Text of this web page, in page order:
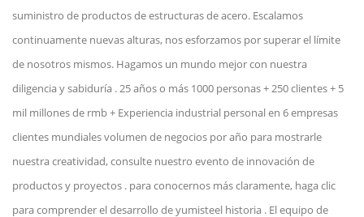
suministro de productos de estructuras de acero. Escalamos
continuamente nuevas alturas, nos esforzamos por superar el límite
de nosotros mismos. Hagamos un mundo mejor con nuestra
diligencia y sabiduría . 25 años o más 1000 personas + 250 clientes + 5
mil millones de rmb + Experiencia industrial personal en 6 empresas
clientes mundiales volumen de negocios por año para mostrarle
nuestra creatividad, consulte nuestro evento de innovación de
productos y proyectos . para conocernos más claramente, haga clic
para comprender el desarrollo de yumisteel historia . El equipo de